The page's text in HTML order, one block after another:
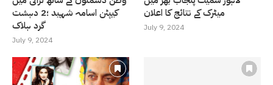
کیپٹن اسامہ شہید ؛2 دہشت
گرد ہلاک
July 9, 2024
میٹرک کے نتائج کا اعلان
July 9, 2024